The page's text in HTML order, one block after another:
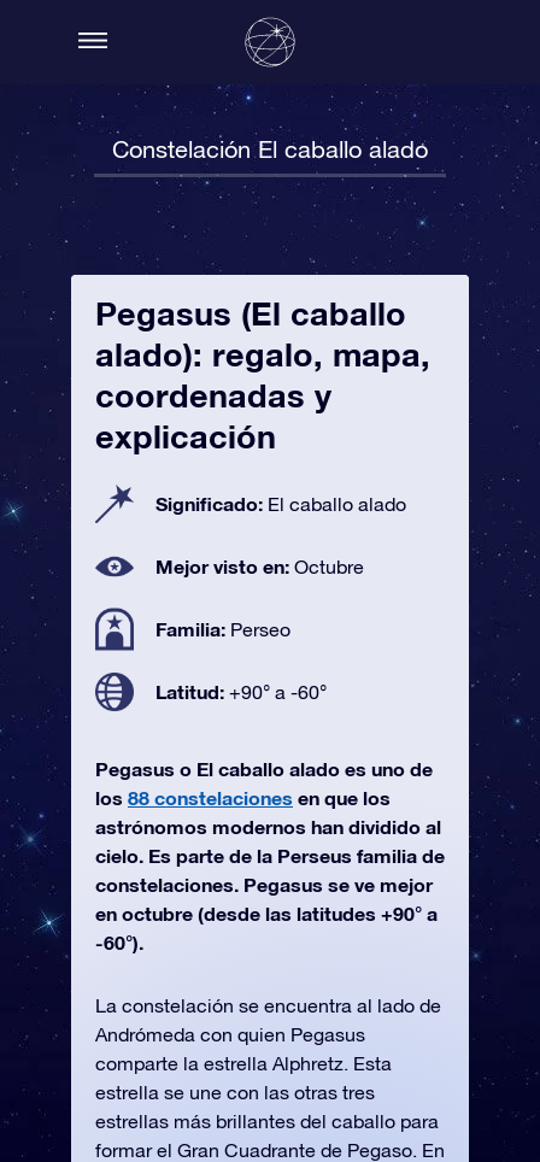
Constelación El caballo alado
Pegasus (El caballo
alado): regalo, mapa,
coordenadas y
explicación
Significado: El caballo alado
Mejor visto en: Octubre
Familia: Perseo
Latitud: +90° a -60°
Pegasus o El caballo alado es uno de
los 88 constelaciones en que los
astrónomos modernos han dividido al
cielo. Es parte de la Perseus familia de
constelaciones. Pegasus se ve mejor
en octubre (desde las latitudes +90° a
-60°).
La constelación se encuentra al lado de
Andrómeda con quien Pegasus
comparte la estrella Alphretz. Esta
estrella se une con las otras tres
estrellas más brillantes del caballo para
formar el Gran Cuadrante de Pegaso. En